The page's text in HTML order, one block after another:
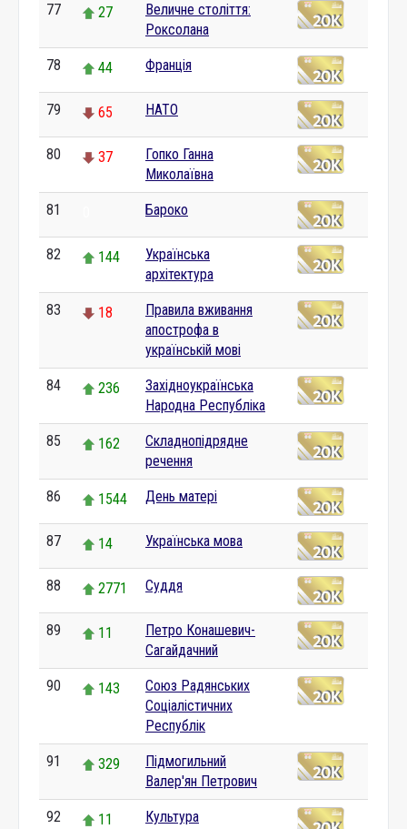
77 27
Величне століття:
Роксолана
78 44 Франція
79 65 НАТО
80 37
Гопко Ганна
Миколаївна
81 Бароко
82 144
Українська
архітектура
83 18
Правила вживання
апострофа в
українській мові
84 236
Західноукраїнська
Народна Республіка
85 162
Складнопідрядне
речення
86 1544 День матері
87 14 Українська мова
88 2771 Суддя
89 11
Петро Конашевич-
Сагайдачний
90 143
Союз Радянських
Соціалістичних
Республік
91 329
Підмогильний
Валер'ян Петрович
92 11 Культура